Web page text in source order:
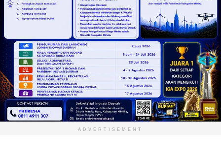
ADVERTISEMENT